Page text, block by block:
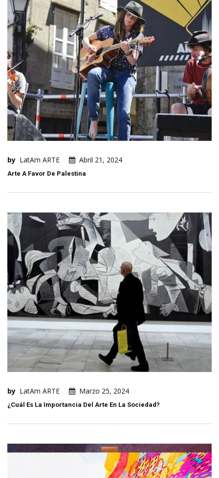
by LatAm ARTE Abril 21, 2024
Arte A Favor De Palestina
by LatAm ARTE Marzo 25, 2024
¿Cuál Es La Importancia Del Arte En La Sociedad?